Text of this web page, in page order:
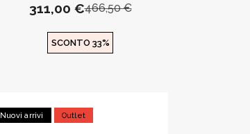
311,00 €466,50 €
SCONTO 33%
Nuovi arrivi Outlet